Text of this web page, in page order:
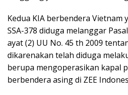
Kedua KIA berbendera Vietnam
SSA-378 diduga melanggar
ayat (2) UU No. 45 th 2009
dikarenakan telah diduga
berupa mengoperasikan kapal
berbendera asing di ZEE